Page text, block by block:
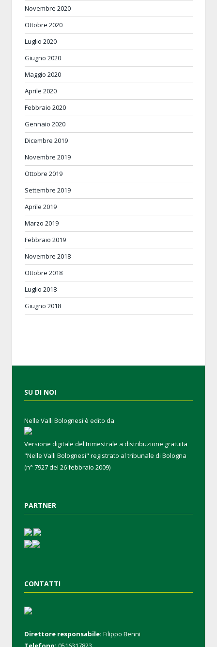
Novembre 2020
Ottobre 2020
Luglio 2020
Giugno 2020
Maggio 2020
Aprile 2020
Febbraio 2020
Gennaio 2020
Dicembre 2019
Novembre 2019
Ottobre 2019
Settembre 2019
Aprile 2019
Marzo 2019
Febbraio 2019
Novembre 2018
Ottobre 2018
Luglio 2018
Giugno 2018
SU DI NOI
Nelle Valli Bolognesi è edito da
Versione digitale del trimestrale a distribuzione gratuita
"Nelle Valli Bolognesi" registrato al tribunale di Bologna
(n° 7927 del 26 febbraio 2009)
PARTNER
CONTATTI
Direttore responsabile: Filippo Benni